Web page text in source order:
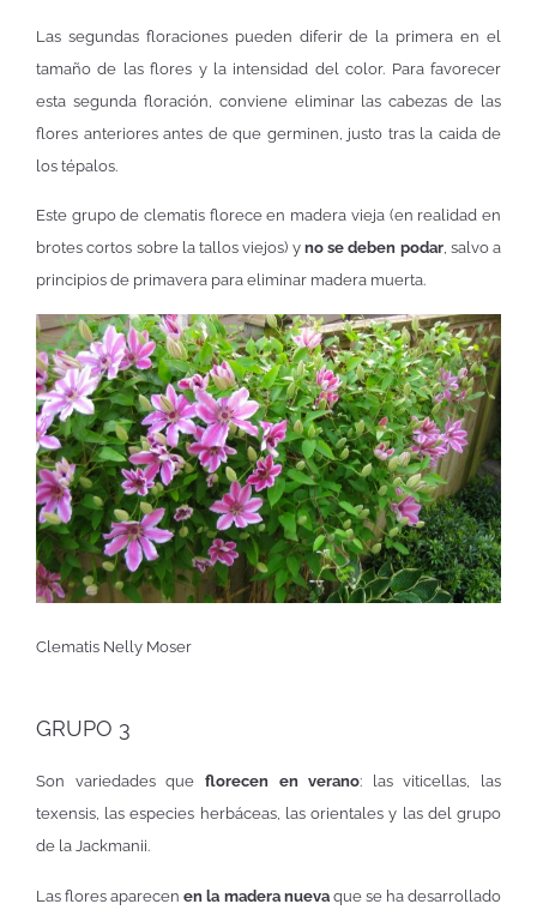
Las segundas floraciones pueden diferir de la primera en el
tamaño de las flores y la intensidad del color. Para favorecer
esta segunda floración, conviene eliminar las cabezas de las
flores anteriores antes de que germinen, justo tras la caida de
los tépalos.
Este grupo de clematis florece en madera vieja (en realidad en
brotes cortos sobre la tallos viejos) y no se deben podar, salvo a
principios de primavera para eliminar madera muerta.
Clematis Nelly Moser
GRUPO 3
Son variedades que florecen en verano: las viticellas, las
texensis, las especies herbáceas, las orientales y las del grupo
de la Jackmanii.
Las flores aparecenen la madera nuevaque se ha desarrollado